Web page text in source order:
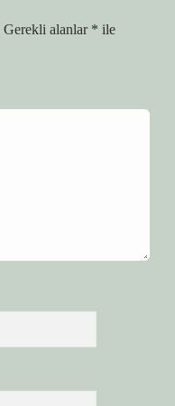
Gerekli alanlar * ile